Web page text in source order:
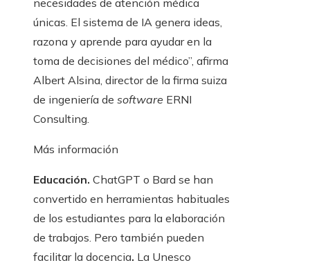
necesidades de atención médica
únicas. El sistema de IA genera ideas,
razona y aprende para ayudar en la
toma de decisiones del médico”, afirma
Albert Alsina, director de la firma suiza
de ingeniería de software ERNI
Consulting.
Más información
Educación. ChatGPT o Bard se han
convertido en herramientas habituales
de los estudiantes para la elaboración
de trabajos. Pero también pueden
facilitar la docencia. La Unesco